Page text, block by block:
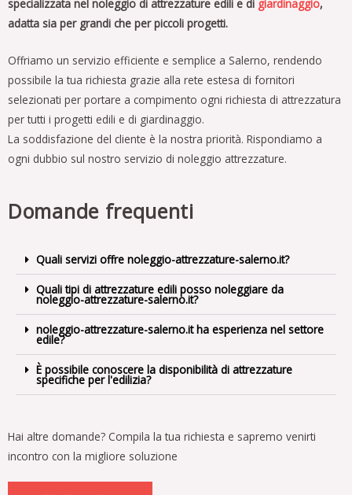
specializzata nel noleggio di attrezzature edili e di giardinaggio,
adatta sia per grandi che per piccoli progetti.
Offriamo un servizio efficiente e semplice a Salerno, rendendo
possibile la tua richiesta grazie alla rete estesa di fornitori
selezionati per portare a compimento ogni richiesta di attrezzatura
per tutti i progetti edili e di giardinaggio.
La soddisfazione del cliente è la nostra priorità. Rispondiamo a
ogni dubbio sul nostro servizio di noleggio attrezzature.
Domande frequenti
Quali servizi offre noleggio-attrezzature-salerno.it?
Quali tipi di attrezzature edili posso noleggiare da
noleggio-attrezzature-salerno.it?
noleggio-attrezzature-salerno.it ha esperienza nel settore
edile?
È possibile conoscere la disponibilità di attrezzature
specifiche per l'edilizia?
Hai altre domande? Compila la tua richiesta e sapremo venirti
incontro con la migliore soluzione